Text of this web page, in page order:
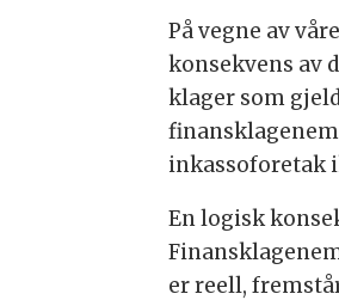
På vegne av
konsekvens av
klager som
inkassoforetak
En logisk
er reell,